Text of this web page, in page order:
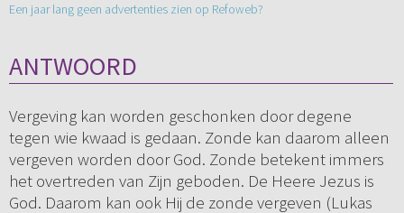
Een jaar lang geen advertenties zien op Refoweb?
ANTWOORD
Vergeving kan worden geschonken door degene
tegen wie kwaad is gedaan. Zonde kan daarom alleen
vergeven worden door God. Zonde betekent immers
het overtreden van Zijn geboden. De Heere Jezus is
God. Daarom kan ook Hij de zonde vergeven (Lukas